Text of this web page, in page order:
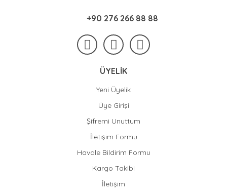
+90 276 266 88 88
ÜYELİK
Yeni Üyelik
Üye Girişi
Şifremi Unuttum
İletişim Formu
Havale Bildirim Formu
Kargo Takibi
İletişim